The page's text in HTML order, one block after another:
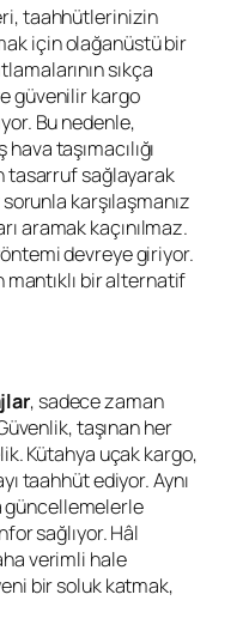
taahhütlerinizin
için olağanüstü bir
sıkça
güvenilir kargo
Bu nedenle,
taşımacılığı
tasarruf sağlayarak
karşılaşmanız
aramak kaçınılmaz.
devreye giriyor.
mantıklı bir alternatif
, sadece zaman
taşınan her
Kütahya uçak kargo,
taahhüt ediyor. Aynı
güncellemelerle
sağlıyor. Hâl
verimli hale
bir soluk katmak,